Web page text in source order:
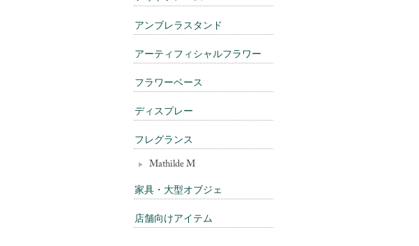
アンブレラスタンド
アーティフィシャルフラワー
フラワーベース
ディスプレー
フレグランス
Mathilde M
家具・大型オブジェ
店舗向けアイテム